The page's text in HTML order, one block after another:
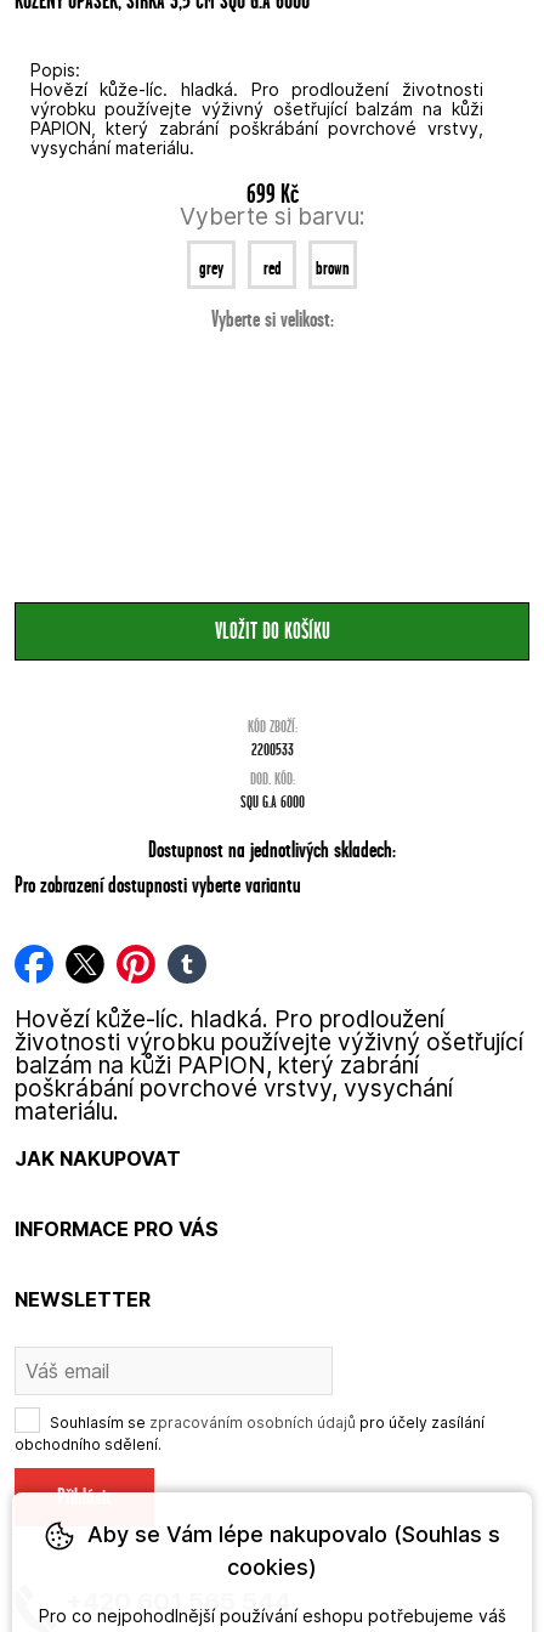
Popis:
Hovězí kůže-líc. hladká. Pro prodloužení životnosti
výrobku používejte výživný ošetřující balzám na kůži
PAPION, který zabrání poškrábání povrchové vrstvy,
vysychání materiálu.
699 Kč
Vyberte si barvu:
grey red brown
Vyberte si velikost:
KÓD ZBOŽÍ:
2200533
DOD. KÓD:
SQU G.A 6000
Dostupnost na jednotlivých skladech:
Pro zobrazení dostupnosti vyberte variantu
facebook
twitterpinterest
tumblr
Hovězí kůže-líc. hladká. Pro prodloužení
životnosti výrobku používejte výživný ošetřující
balzám na kůži PAPION, který zabrání
poškrábání povrchové vrstvy, vysychání
materiálu.
JAK NAKUPOVAT
INFORMACE PRO VÁS
NEWSLETTER
Souhlasím se zpracováním osobních údajů pro účely zasílání
obchodního sdělení.
+420 601 565 544
Aby se Vám lépe nakupovalo (Souhlas s
cookies)
Pro co nejpohodlnější používání eshopu potřebujeme váš